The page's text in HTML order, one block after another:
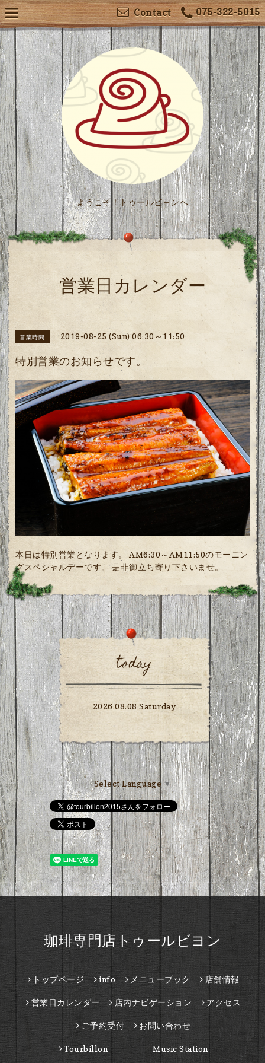
075-322-5015
Contact
ようこそ！トゥールビヨンへ
営業日カレンダー
営業時間 2019-08-25 (Sun) 06:30～11:50
特別営業のお知らせです。
本日は特別営業となります。 AM6:30～AM11:50のモーニン
グスペシャルデーです。 是非御立ち寄り下さいませ。
today
2026.08.08 Saturday
Select Language▼
珈琲専門店トゥールビヨン
トップページ info メニューブック 店舗情報
営業日カレンダー 店内ナビゲーション アクセス
ご予約受付 お問い合わせ
Tourbillon Music Station